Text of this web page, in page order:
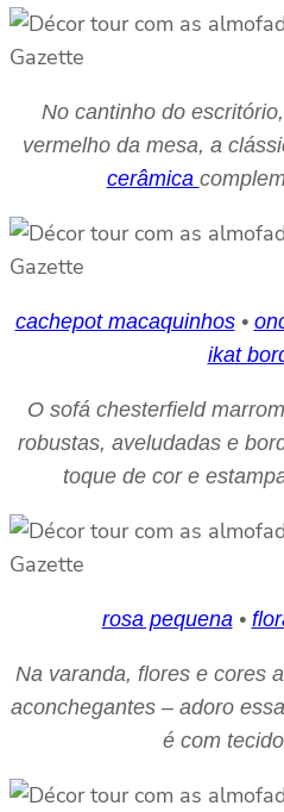
No cantinho do
vermelho da mesa, a
cerâmica
cachepot macaquinhos•
ikat
O sofá chesterfield
robustas, aveludadas e
toque de cor e
rosa pequena•
Na varanda, flores e cores
aconchegantes – adoro
é com